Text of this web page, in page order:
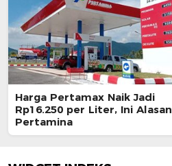
Harga Pertamax Naik Jadi
Rp16.250 per Liter, Ini Alasan
Pertamina